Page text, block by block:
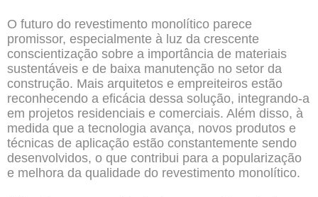
O futuro do revestimento monolítico parece
promissor, especialmente à luz da crescente
conscientização sobre a importância de materiais
sustentáveis e de baixa manutenção no setor da
construção. Mais arquitetos e empreiteiros estão
reconhecendo a eficácia dessa solução, integrando-a
em projetos residenciais e comerciais. Além disso, à
medida que a tecnologia avança, novos produtos e
técnicas de aplicação estão constantemente sendo
desenvolvidos, o que contribui para a popularização
e melhora da qualidade do revestimento monolítico.